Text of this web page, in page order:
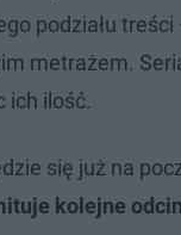
podziału
metrażem.
ich ilość.
się już na
kolejne